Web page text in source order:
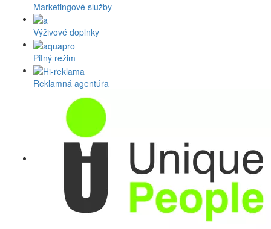
Marketingové služby
Výživové doplnky
Pitný režim
Reklamná agentúra